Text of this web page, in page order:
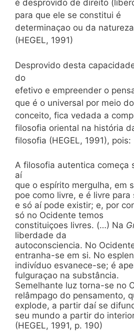
é desprovido de direito
para que ele se constitui é
determinaçao ou da
(HEGEL, 1991)
Desprovido desta
do
efetivo e empreender o
que é o universal por meio do
conceito, fica vedada a
filosofia oriental na história
filosofia (HEGEL, 1991), pois:
A filosofia autentica começa
aí
que o espírito mergulha, em
poe como livre, e é livre para
e só aí pode existir; e, por
só no Ocidente temos
constituiçoes livres. (…) Na
liberdade da
autoconsciencia. No
entranha-se em si. No
indivíduo esvanece-se; é
fulguraçao na substância.
Semelhante luz torna-se no
relâmpago do pensamento,
explode, a partir daí se
seu mundo a partir do
(HEGEL, 1991, p. 190)